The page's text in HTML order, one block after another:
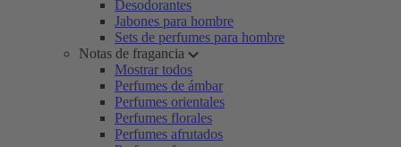
Desodorantes
Jabones para hombre
Sets de perfumes para hombre
Notas de fragancia
Mostrar todos
Perfumes de ámbar
Perfumes orientales
Perfumes florales
Perfumes afrutados